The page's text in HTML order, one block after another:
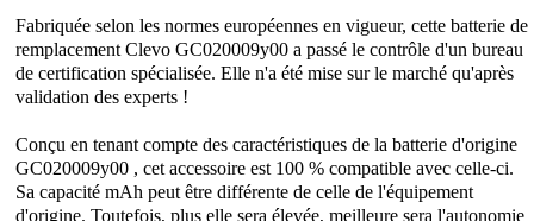
Fabriquée selon les normes européennes en vigueur, cette batterie de
remplacement Clevo GC020009y00 a passé le contrôle d'un bureau
de certification spécialisée. Elle n'a été mise sur le marché qu'après
validation des experts !
Conçu en tenant compte des caractéristiques de la batterie d'origine
GC020009y00 , cet accessoire est 100 % compatible avec celle-ci.
Sa capacité mAh peut être différente de celle de l'équipement
d'origine. Toutefois, plus elle sera élevée, meilleure sera l'autonomie